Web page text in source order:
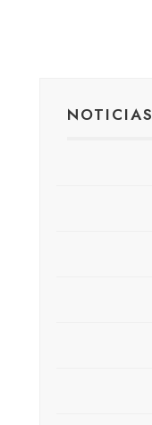
NOTICIAS